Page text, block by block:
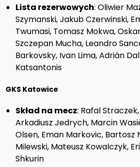
Lista rezerwowych: Oliwier
Szymanski, Jakub Czerwinski,
Twumasi, Tomasz Mokwa,
Szczepan Mucha, Leandro
Barkovsky, Ivan Lima, Adrián
Katsantonis
GKS Katowice
Skład na mecz: Rafal
Arkadiusz Jedrych, Marcin
Olsen, Eman Markovic, Bartosz
Milewski, Mateusz Kowalczyk,
Shkurin